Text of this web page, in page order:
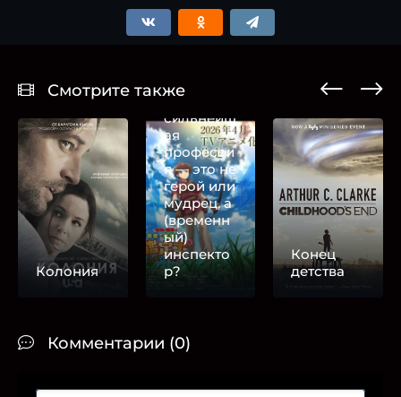
Смотрите также
Колония
Похоже,
сильнейш
ая
професси
я — это не
герой или
мудрец, а
(временн
ый)
инспекто
р?
Конец
детства
Комментарии (0)